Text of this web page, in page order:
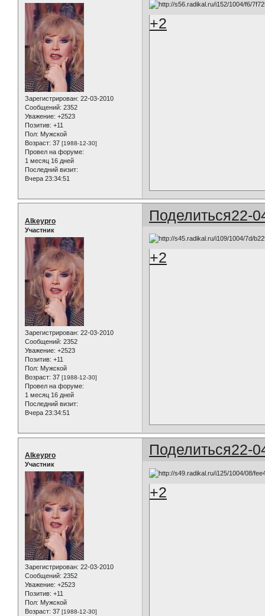
Зарегистрирован: 22-03-2010
Сообщений: 2352
Уважение: +2523
Позитив: +11
Пол: Мужской
Возраст: 37 [1988-12-30]
Провел на форуме:
1 месяц 16 дней
Последний визит:
Вчера 23:34:51
+2
Поделиться22-
Alkeypro
Участник
Зарегистрирован: 22-03-2010
Сообщений: 2352
Уважение: +2523
Позитив: +11
Пол: Мужской
Возраст: 37 [1988-12-30]
Провел на форуме:
1 месяц 16 дней
Последний визит:
Вчера 23:34:51
+2
Поделиться22-
Alkeypro
Участник
Зарегистрирован: 22-03-2010
Сообщений: 2352
Уважение: +2523
Позитив: +11
Пол: Мужской
Возраст: 37 [1988-12-30]
+2